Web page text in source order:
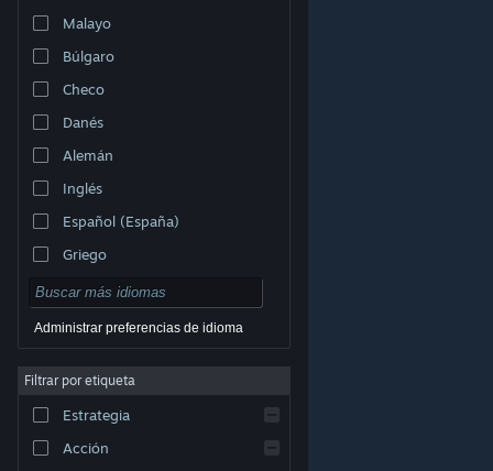
© Valve Corporation. Todos los derechos reservados.
Todas las marcas registradas pertenecen a sus
de Privacidad|Información legal
Acuerdo de Suscriptor a Steam
Cookies
Malayo
Búlgaro
Checo
Danés
Alemán
Inglés
Español (España)
Griego
Administrar preferencias de idioma
Filtrar por etiqueta
Estrategia
Acción